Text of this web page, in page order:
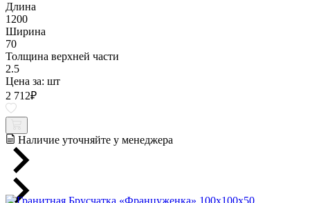
Длина
1200
Ширина
70
Толщина верхней части
2.5
Цена за: шт
2 712₽
Наличие уточняйте у менеджера